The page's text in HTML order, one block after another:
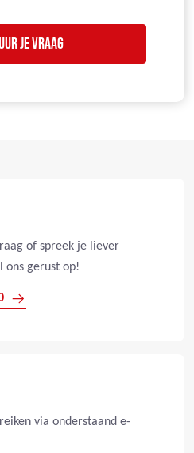
of spreek je liever
ons gerust op!
via onderstaand e-